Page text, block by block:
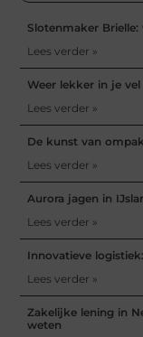
Slotenmaker
Lees verder »
Weer lekker in je
Lees verder »
De kunst van
Lees verder »
Aurora jagen in
Lees verder »
Innovatieve
Lees verder »
Zakelijke lening in
weten